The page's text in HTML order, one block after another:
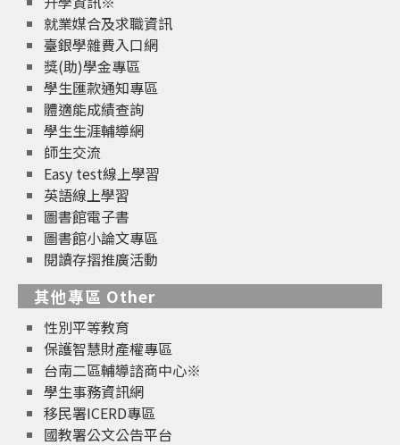
就業媒合及求職資訊
臺銀學雜費入口網
獎(助)學金專區
學生匯款通知專區
體適能成績查詢
學生生涯輔導網
師生交流
Easy test線上學習
英語線上學習
圖書館電子書
圖書館小論文專區
閱讀存摺推廣活動
其他專區 Other
性別平等教育
保護智慧財產權專區
台南二區輔導諮商中心※
學生事務資訊網
移民署ICERD專區
國教署公文公告平台